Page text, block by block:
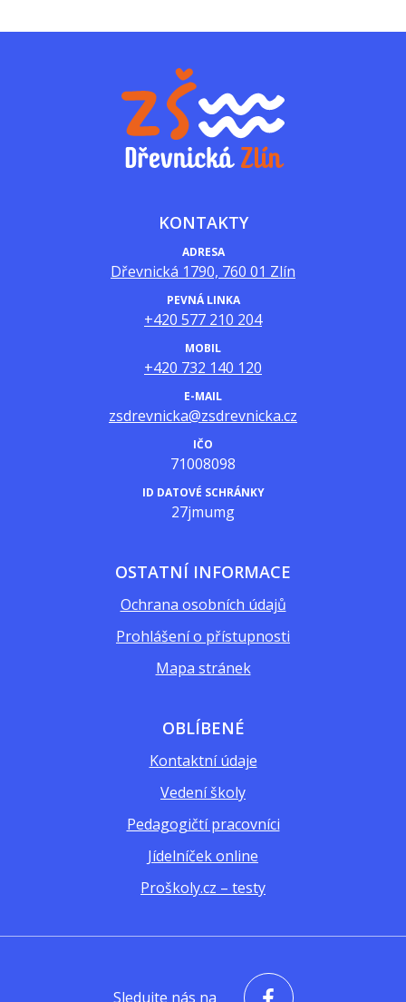
KONTAKTY
ADRESA
Dřevnická 1790, 760 01 Zlín
PEVNÁ LINKA
+420 577 210 204
MOBIL
+420 732 140 120
E-MAIL
zsdrevnicka@zsdrevnicka.cz
IČO
71008098
ID DATOVÉ SCHRÁNKY
27jmumg
OSTATNÍ INFORMACE
Ochrana osobních údajů
Prohlášení o přístupnosti
Mapa stránek
OBLÍBENÉ
Kontaktní údaje
Vedení školy
Pedagogičtí pracovníci
Jídelníček online
Proškoly.cz – testy
Sledujte nás na